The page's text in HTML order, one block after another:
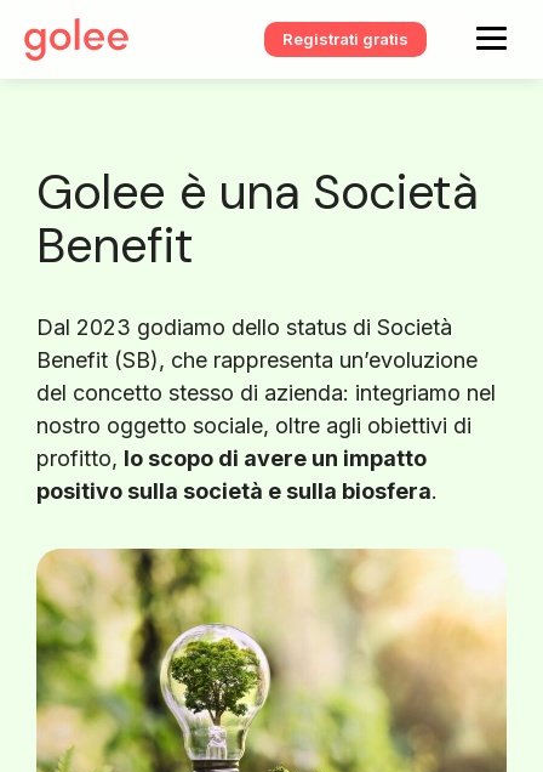
Registrati gratis
Golee è una Società
Benefit
Dal 2023 godiamo dello status di Società
Benefit (SB), che rappresenta un’evoluzione
del concetto stesso di azienda: integriamo nel
nostro oggetto sociale, oltre agli obiettivi di
profitto, lo scopo di avere un impatto
positivo sulla società e sulla biosfera.